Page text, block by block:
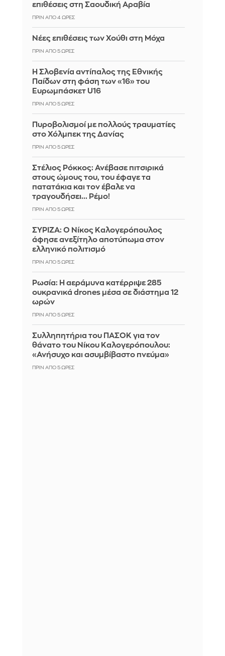
επιθέσεις στη Σαουδική Αραβία
ΠΡΙΝ ΑΠΌ 4 ΏΡΕΣ
Νέες επιθέσεις των Χούθι στη Μόχα
ΠΡΙΝ ΑΠΌ 5 ΏΡΕΣ
Η Σλοβενία αντίπαλος της Εθνικής
Παίδων στη φάση των «16» του
Ευρωμπάσκετ U16
ΠΡΙΝ ΑΠΌ 5 ΏΡΕΣ
Πυροβολισμοί με πολλούς τραυματίες
στο Χόλμπεκ της Δανίας
ΠΡΙΝ ΑΠΌ 5 ΏΡΕΣ
Στέλιος Ρόκκος: Ανέβασε πιτσιρικά
στους ώμους του, του έφαγε τα
πατατάκια και τον έβαλε να
τραγουδήσει... Ρέμο!
ΠΡΙΝ ΑΠΌ 5 ΏΡΕΣ
ΣΥΡΙΖΑ: Ο Νίκος Καλογερόπουλος
άφησε ανεξίτηλο αποτύπωμα στον
ελληνικό πολιτισμό
ΠΡΙΝ ΑΠΌ 5 ΏΡΕΣ
Ρωσία: Η αεράμυνα κατέρριψε 285
ουκρανικά drones μέσα σε διάστημα 12
ωρών
ΠΡΙΝ ΑΠΌ 5 ΏΡΕΣ
Συλληπητήρια του ΠΑΣΟΚ για τον
θάνατο του Νίκου Καλογερόπουλου:
«Ανήσυχο και ασυμβίβαστο πνεύμα»
ΠΡΙΝ ΑΠΌ 5 ΏΡΕΣ